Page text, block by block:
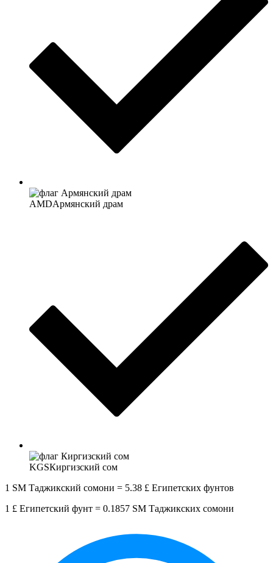
AMDАрмянский драм
KGSКиргизский сом
1 SM Таджикский сомони = 5.38 £ Египетских фунтов
1 £ Египетский фунт = 0.1857 SM Таджикских сомони